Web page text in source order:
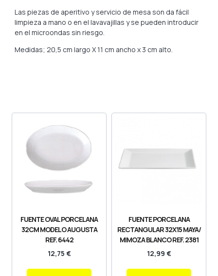
Las piezas de aperitivo y servicio de mesa son da fácil
limpieza a mano o en el lavavajillas y se pueden introducir
en el microondas sin riesgo.
Medidas; 20,5 cm largo X 11 cm ancho x 3 cm alto.
FUENTE OVAL PORCELANA
32CM MODELO AUGUSTA
REF. 6442
12,75 €
FUENTE PORCELANA
RECTANGULAR 32X15 MAYA/
MIMOZA BLANCO REF. 2381
12,99 €